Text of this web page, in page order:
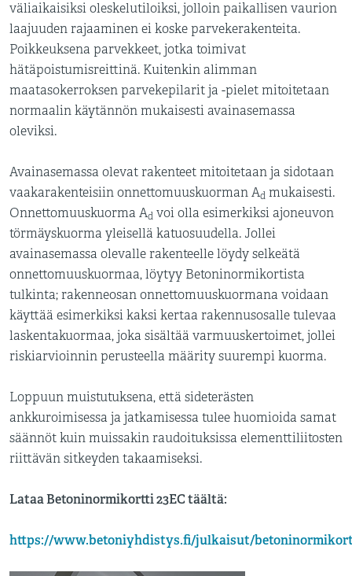
väliaikaisiksi oleskelutiloiksi, jolloin paikallisen vaurion
laajuuden rajaaminen ei koske parvekerakenteita.
Poikkeuksena parvekkeet, jotka toimivat
hätäpoistumisreittinä. Kuitenkin alimman
maatasokerroksen parvekepilarit ja -pielet mitoitetaan
normaalin käytännön mukaisesti avainasemassa
oleviksi.
Avainasemassa olevat rakenteet mitoitetaan ja sidotaan
vaakarakenteisiin onnettomuuskuorman Ad mukaisesti.
Onnettomuuskuorma Ad voi olla esimerkiksi ajoneuvon
törmäyskuorma yleisellä katuosuudella. Jollei
avainasemassa olevalle rakenteelle löydy selkeätä
onnettomuuskuormaa, löytyy Betoninormikortista
tulkinta; rakenneosan onnettomuuskuormana voidaan
käyttää esimerkiksi kaksi kertaa rakennusosalle tulevaa
laskentakuormaa, joka sisältää varmuuskertoimet, jollei
riskiarvioinnin perusteella määrity suurempi kuorma.
Loppuun muistutuksena, että sideterästen
ankkuroimisessa ja jatkamisessa tulee huomioida samat
säännöt kuin muissakin raudoituksissa elementtiliitosten
riittävän sitkeyden takaamiseksi.
Lataa Betoninormikortti 23EC täältä:
https://www.betoniyhdistys.fi/julkaisut/